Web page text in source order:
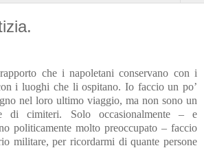
che i napoletani conservano con i
i luoghi che li ospitano. Io faccio un po’
nel loro ultimo viaggio, ma non sono un
di cimiteri. Solo occasionalmente – e
politicamente molto preoccupato – faccio
militare, per ricordarmi di quante persone